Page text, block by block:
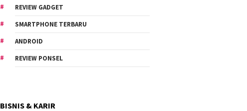
REVIEW GADGET
SMARTPHONE TERBARU
ANDROID
REVIEW PONSEL
BISNIS & KARIR